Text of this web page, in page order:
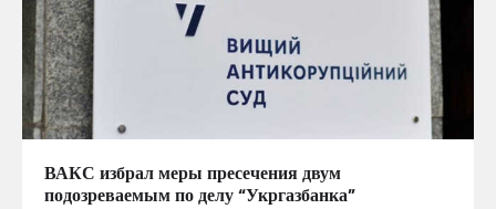
ВАКС избрал меры пресечения двум
подозреваемым по делу “Укргазбанка”